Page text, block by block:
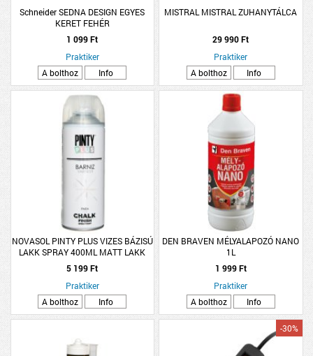
Schneider SEDNA DESIGN EGYES
KERET FEHÉR
1 099 Ft
Praktiker
A bolthoz
Info
MISTRAL MISTRAL ZUHANYTÁLCA
29 990 Ft
Praktiker
A bolthoz
Info
NOVASOL PINTY PLUS VIZES BÁZISÚ
LAKK SPRAY 400ML MATT LAKK
5 199 Ft
Praktiker
A bolthoz
Info
DEN BRAVEN MÉLYALAPOZÓ NANO
1L
1 999 Ft
Praktiker
A bolthoz
Info
-30%